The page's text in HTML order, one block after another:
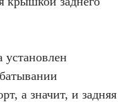
установлен
а значит, и задняя